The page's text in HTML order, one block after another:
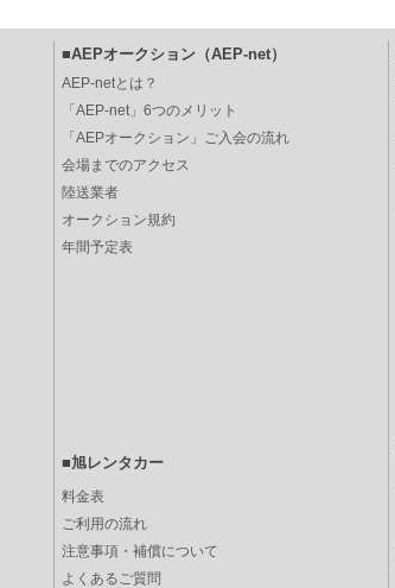
■AEPオークション（AEP-net）
AEP-netとは？
「AEP-net」6つのメリット
「AEPオークション」ご入会の流れ
会場までのアクセス
陸送業者
オークション規約
年間予定表
■旭レンタカー
料金表
ご利用の流れ
注意事項・補償について
よくあるご質問